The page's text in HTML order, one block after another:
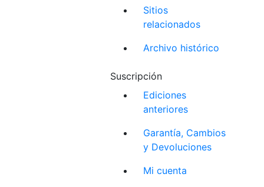
Sitios
relacionados
Archivo histórico
Suscripción
Ediciones
anteriores
Garantía, Cambios
y Devoluciones
Mi cuenta